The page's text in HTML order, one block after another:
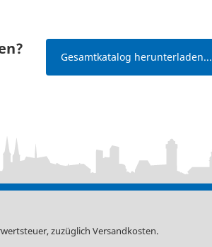
Gesamtkatalog herunterladen...
zuzüglich Versandkosten.